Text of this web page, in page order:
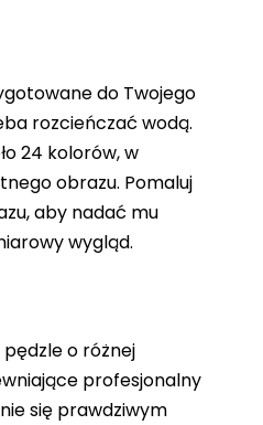
do Twojego
rozcieńczać wodą.
24 kolorów, w
obrazu. Pomaluj
aby nadać mu
wygląd.
o różnej
profesjonalny
się prawdziwym